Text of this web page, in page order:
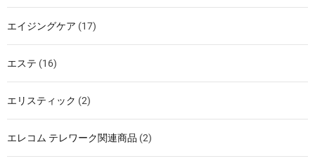
エイジングケア (17)
エステ (16)
エリスティック (2)
エレコム テレワーク関連商品 (2)